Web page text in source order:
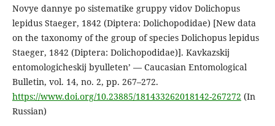
Novye dannye po sistematike gruppy vidov Dolichopus
lepidus Staeger, 1842 (Diptera: Dolichopodidae) [New data
on the taxonomy of the group of species Dolichopus lepidus
Staeger, 1842 (Diptera: Dolichopodidae)]. Kavkazskij
entomologicheskij byulleten’ — Caucasian Entomological
Bulletin, vol. 14, no. 2, pp. 267–272.
https://www.doi.org/10.23885/181433262018142-267272 (In
Russian)